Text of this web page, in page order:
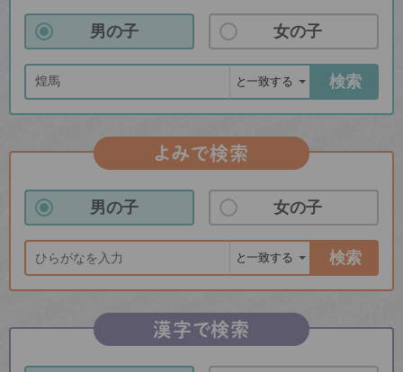
男の子 女の子
検索
よみで検索
男の子 女の子
検索
漢字で検索